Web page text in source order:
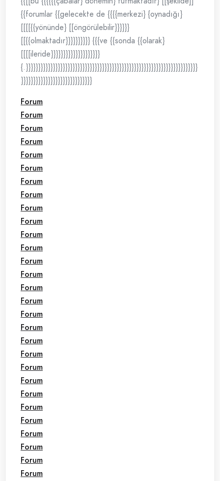
{{forumlar {{gelecekte de {{{{merkezi} {oynadığı}
[[[[{{yönünde} [[öngörülebilir}}}}}}
[[{{olmaktadır}}}}}}}}}} {{{ve {{sonda {{olarak}
[[[[ileride}}}}}}}}}}}}}}}}}}}}
{.}}}}}}}}}}}}}}}}}}}}}}}}}}}}}}}}}}}}}}}}}}}}}}}}}}}}}}}}}}}}}}}}}}}}}}
}}}}}}}}}}}}}}}}}}}}}}}}}}}}}
Forum
Forum
Forum
Forum
Forum
Forum
Forum
Forum
Forum
Forum
Forum
Forum
Forum
Forum
Forum
Forum
Forum
Forum
Forum
Forum
Forum
Forum
Forum
Forum
Forum
Forum
Forum
Forum
Forum